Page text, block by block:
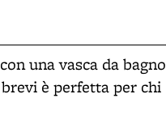
una vasca da bagno
è perfetta per chi